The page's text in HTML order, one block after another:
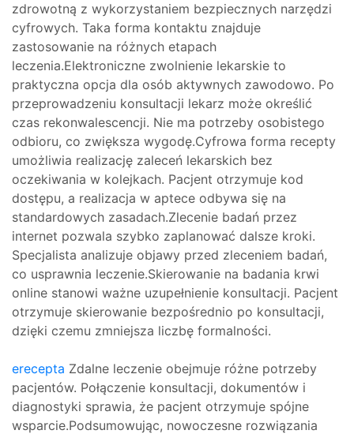
zdrowotną z wykorzystaniem bezpiecznych narzędzi
cyfrowych. Taka forma kontaktu znajduje
zastosowanie na różnych etapach
leczenia.Elektroniczne zwolnienie lekarskie to
praktyczna opcja dla osób aktywnych zawodowo. Po
przeprowadzeniu konsultacji lekarz może określić
czas rekonwalescencji. Nie ma potrzeby osobistego
odbioru, co zwiększa wygodę.Cyfrowa forma recepty
umożliwia realizację zaleceń lekarskich bez
oczekiwania w kolejkach. Pacjent otrzymuje kod
dostępu, a realizacja w aptece odbywa się na
standardowych zasadach.Zlecenie badań przez
internet pozwala szybko zaplanować dalsze kroki.
Specjalista analizuje objawy przed zleceniem badań,
co usprawnia leczenie.Skierowanie na badania krwi
online stanowi ważne uzupełnienie konsultacji. Pacjent
otrzymuje skierowanie bezpośrednio po konsultacji,
dzięki czemu zmniejsza liczbę formalności.
erecepta Zdalne leczenie obejmuje różne potrzeby
pacjentów. Połączenie konsultacji, dokumentów i
diagnostyki sprawia, że pacjent otrzymuje spójne
wsparcie.Podsumowując, nowoczesne rozwiązania